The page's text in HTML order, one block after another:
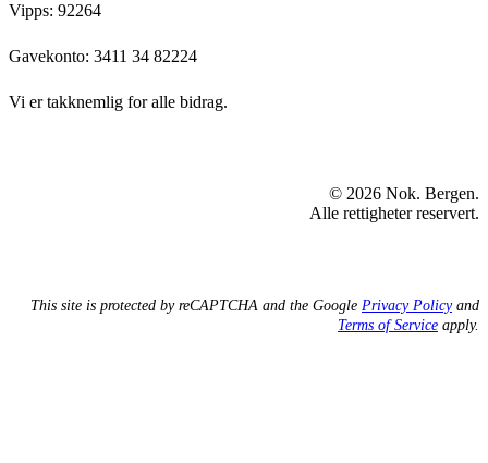
Vipps: 92264
Gavekonto: 3411 34 82224
Vi er takknemlig for alle bidrag.
© 2026 Nok. Bergen.
Alle rettigheter reservert.
This site is protected by reCAPTCHA and the Google Privacy Policyand
Terms of Service apply.